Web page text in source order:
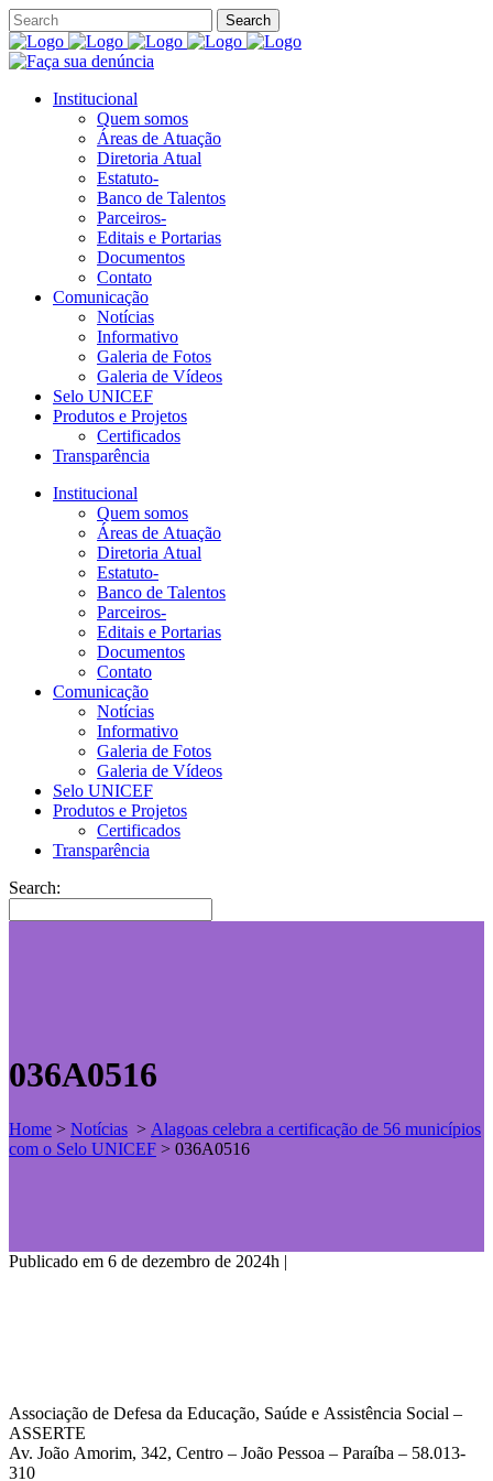
Institucional
Quem somos
Áreas de Atuação
Diretoria Atual
Estatuto-
Banco de Talentos
Parceiros-
Editais e Portarias
Documentos
Contato
Comunicação
Notícias
Informativo
Galeria de Fotos
Galeria de Vídeos
Selo UNICEF
Produtos e Projetos
Certificados
Transparência
Institucional
Quem somos
Áreas de Atuação
Diretoria Atual
Estatuto-
Banco de Talentos
Parceiros-
Editais e Portarias
Documentos
Contato
Comunicação
Notícias
Informativo
Galeria de Fotos
Galeria de Vídeos
Selo UNICEF
Produtos e Projetos
Certificados
Transparência
Search:
036A0516
Home > Notícias > Alagoas celebra a certificação de 56 municípios
com o Selo UNICEF > 036A0516
Publicado em 6 de dezembro de 2024h |
Associação de Defesa da Educação, Saúde e Assistência Social –
ASSERTE
Av. João Amorim, 342, Centro – João Pessoa – Paraíba – 58.013-
310